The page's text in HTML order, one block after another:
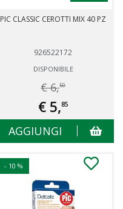
PIC CLASSIC CEROTTI MIX 40 PZ
926522172
DISPONIBILE
€ 6,50
€ 5,85
AGGIUNGI
- 10 %